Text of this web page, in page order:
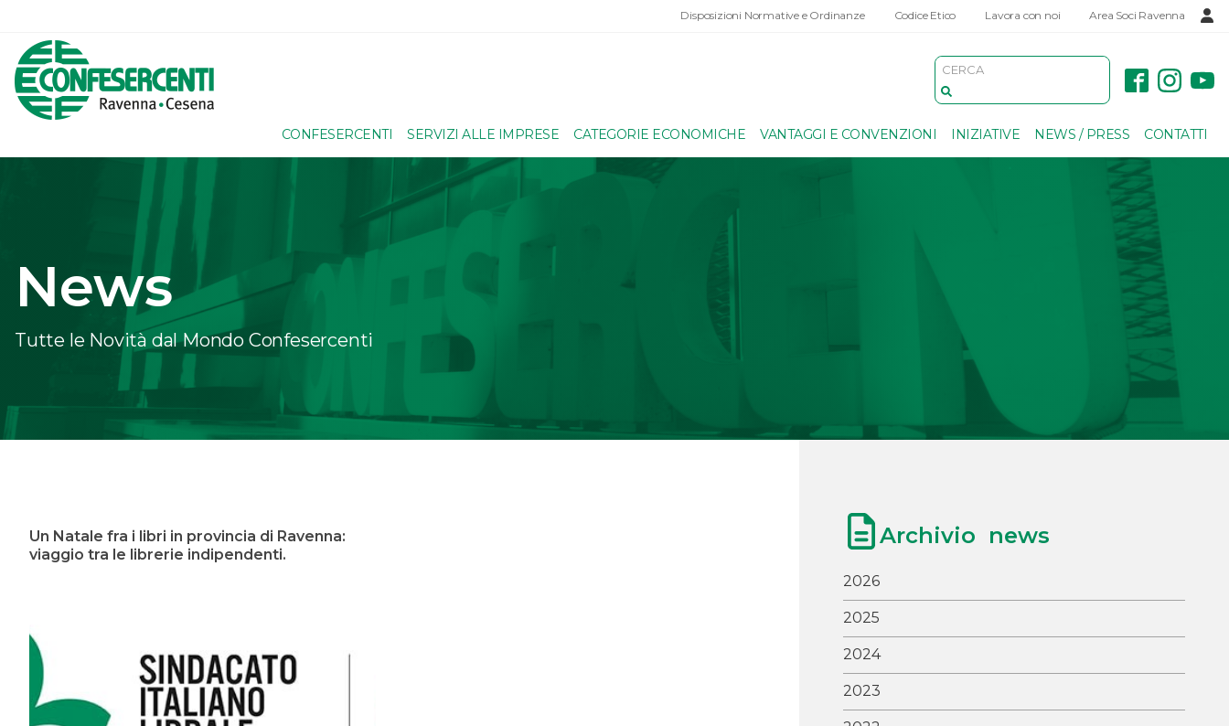
Disposizioni Normative e Ordinanze Codice Etico Lavora con noi Area Soci Ravenna
CONFESERCENTI SERVIZI ALLE IMPRESE CATEGORIE ECONOMICHE VANTAGGI E CONVENZIONI INIZIATIVE NEWS / PRESS CONTATTI
News
Tutte le Novità dal Mondo Confesercenti
Un Natale fra i libri in provincia di Ravenna:
viaggio tra le librerie indipendenti.
Archivio news
2026
2025
2024
2023